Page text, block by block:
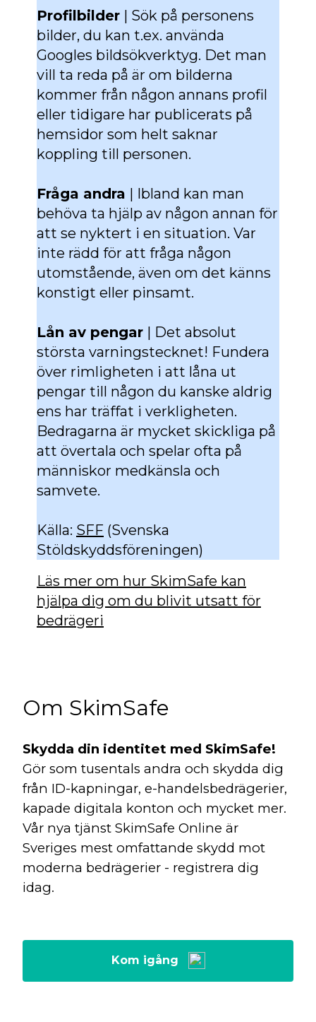
Profilbilder | Sök på personens
bilder, du kan t.ex. använda
Googles bildsökverktyg. Det man
vill ta reda på är om bilderna
kommer från någon annans profil
eller tidigare har publicerats på
hemsidor som helt saknar
koppling till personen.
Fråga andra | Ibland kan man
behöva ta hjälp av någon annan för
att se nyktert i en situation. Var
inte rädd för att fråga någon
utomstående, även om det känns
konstigt eller pinsamt.
Lån av pengar | Det absolut
största varningstecknet! Fundera
över rimligheten i att låna ut
pengar till någon du kanske aldrig
ens har träffat i verkligheten.
Bedragarna är mycket skickliga på
att övertala och spelar ofta på
människor medkänsla och
samvete.
Källa: SFF (Svenska
Stöldskyddsföreningen)
Läs mer om hur SkimSafe kan
hjälpa dig om du blivit utsatt för
bedrägeri
Om SkimSafe
Skydda din identitet med SkimSafe!
Gör som tusentals andra och skydda dig
från ID-kapningar, e-handelsbedrägerier,
kapade digitala konton och mycket mer.
Vår nya tjänst SkimSafe Online är
Sveriges mest omfattande skydd mot
moderna bedrägerier - registrera dig
idag.
Kom igång